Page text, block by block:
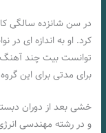
در سن شانزده سالگی
کرد. او به اندازه ای
برای مدتی برای این
خشی بعد از دوران
و در رشته مهندسی